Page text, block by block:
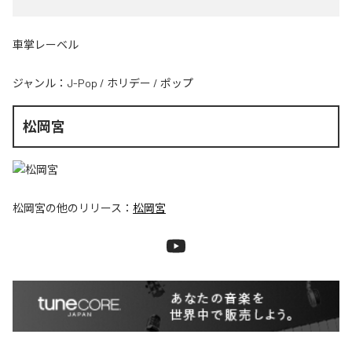
車掌レーベル
ジャンル： J-Pop / ホリデー / ポップ
松岡宮
松岡宮の他のリリース： 松岡宮